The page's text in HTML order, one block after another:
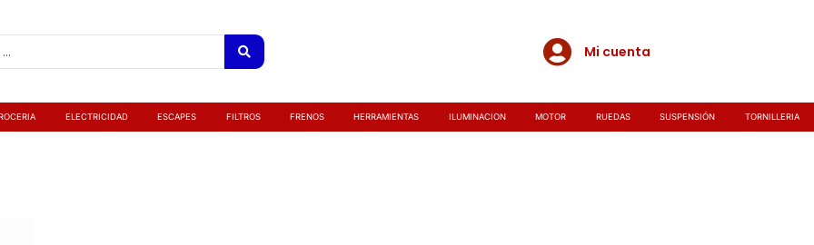
Mi cuenta
ELECTRICIDAD ESCAPES FILTROS FRENOS HERRAMIENTAS ILUMINACION MOTOR RUEDAS SUSPENSIÓN TORNILLERIA